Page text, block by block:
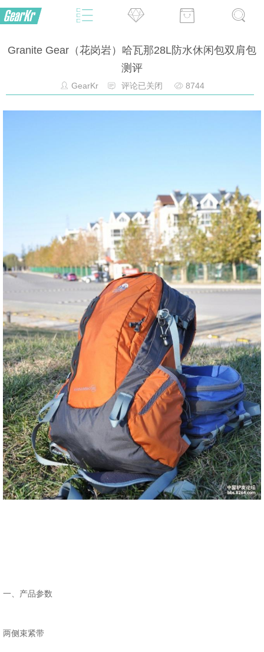
Granite Gear（花岗岩）哈瓦那28L防水休闲包双肩包
测评
GearKr 评论已关闭 8744
一、产品参数
两侧束紧带